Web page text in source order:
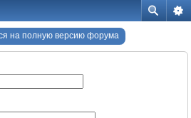
на полную версию форума